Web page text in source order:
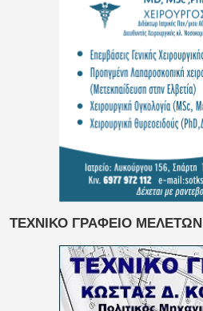
ΤΕΧΝΙΚΟ ΓΡΑΦΕΙΟ ΜΕΛΕΤΩΝ